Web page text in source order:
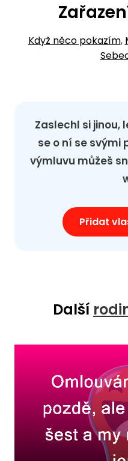
Když něco pokazím,
Zaslechl si jinou,
se o ní se svými
výmluvu můžeš
Přidat
Další